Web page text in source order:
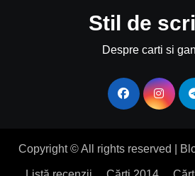
Stil de
Despre carti si
Copyright © All rights reserved